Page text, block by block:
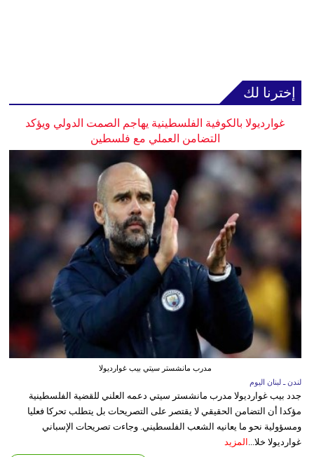
إخترنا لك
غوارديولا بالكوفية الفلسطينية يهاجم الصمت الدولي ويؤكد
التضامن العملي مع فلسطين
مدرب مانشستر سيتي بيب غوارديولا
لندن ـ لبنان اليوم
جدد بيب غوارديولا مدرب مانشستر سيتي دعمه العلني للقضية الفلسطينية
مؤكدا أن التضامن الحقيقي لا يقتصر على التصريحات بل يتطلب تحركا فعليا
ومسؤولية نحو ما يعانيه الشعب الفلسطيني. وجاءت تصريحات الإسباني
غوارديولا خلا... المزيد